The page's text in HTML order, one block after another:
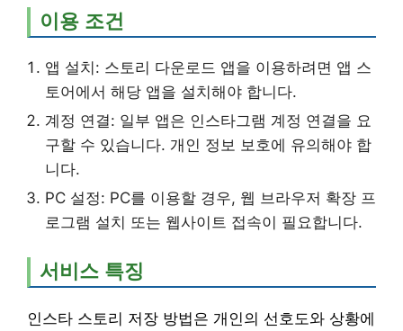
이용 조건
앱 설치: 스토리 다운로드 앱을 이용하려면 앱 스
토어에서 해당 앱을 설치해야 합니다.
계정 연결: 일부 앱은 인스타그램 계정 연결을 요
구할 수 있습니다. 개인 정보 보호에 유의해야 합
니다.
PC 설정: PC를 이용할 경우, 웹 브라우저 확장 프
로그램 설치 또는 웹사이트 접속이 필요합니다.
서비스 특징
인스타 스토리 저장 방법은 개인의 선호도와 상황에